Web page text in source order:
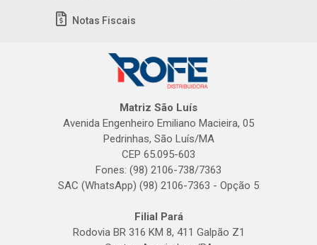
Notas Fiscais
Matriz São Luís
Avenida Engenheiro Emiliano Macieira, 05
Pedrinhas, São Luís/MA
CEP 65.095-603
Fones: (98) 2106-738/7363
SAC (WhatsApp) (98) 2106-7363 - Opção 5
Filial Pará
Rodovia BR 316 KM 8, 411 Galpão Z1